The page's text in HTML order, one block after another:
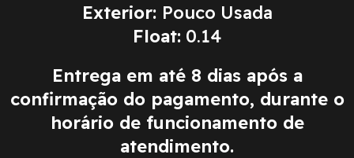
Exterior: Pouco Usada
Float: 0.14
Entrega em até 8 dias após a
confirmação do pagamento, durante o
horário de funcionamento de
atendimento.